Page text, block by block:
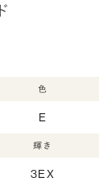
色
E
輝き
3EX